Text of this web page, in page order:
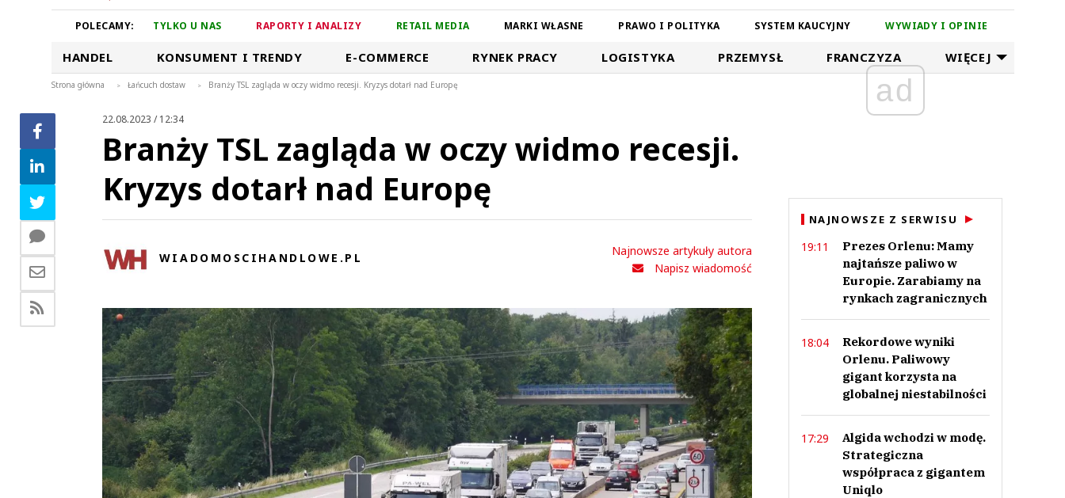
POLECAMY: TYLKO U NAS RAPORTY I ANALIZY RETAIL MEDIA MARKI WŁASNE PRAWO I POLITYKA SYSTEM KAUCYJNY WYWIADY I OPINIE
HANDEL KONSUMENT I TRENDY E-COMMERCE RYNEK PRACY LOGISTYKA PRZEMYSŁ FRANCZYZA WIĘCEJ
Strona główna > Łańcuch dostaw > Branży TSL zagląda w oczy widmo recesji. Kryzys dotarł nad Europę
22.08.2023 / 12:34
Branży TSL zagląda w oczy widmo recesji.
Kryzys dotarł nad Europę
WIADOMOSCIHANDLOWE.PL
Najnowsze artykuły autora
Napisz wiadomość
ad
NAJNOWSZE Z SERWISU
19:11
Prezes Orlenu: Mamy
najtańsze paliwo w
Europie. Zarabiamy na
rynkach zagranicznych
18:04
Rekordowe wyniki
Orlenu. Paliwowy
gigant korzysta na
globalnej niestabilności
17:29
Algida wchodzi w modę.
Strategiczna
współpraca z gigantem
Uniqlo